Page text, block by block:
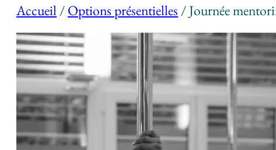
Accueil /Options présentielles / Journée